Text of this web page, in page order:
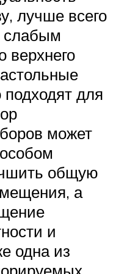
лучше всего
слабым
верхнего
для
может
общую
а
и
одна из